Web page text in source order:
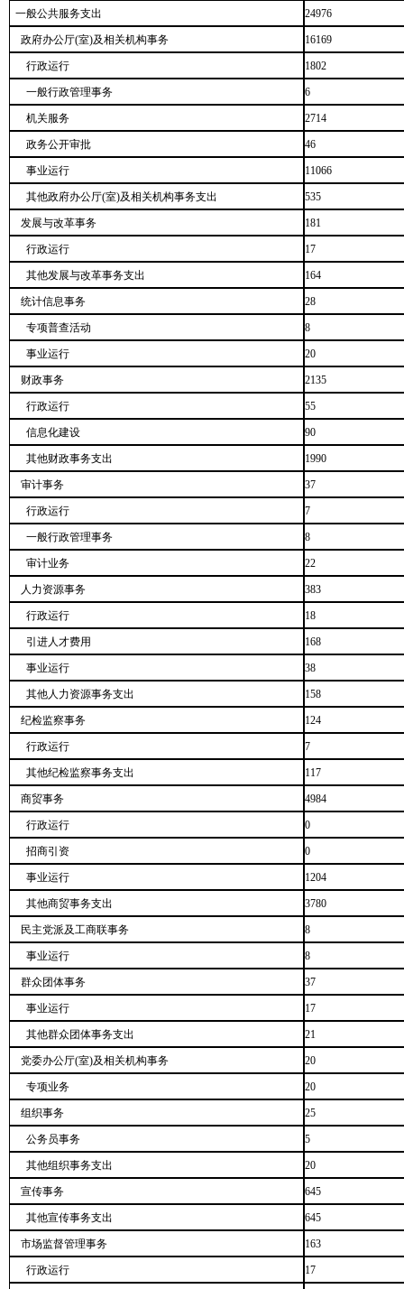
一般公共服务支出 24976
政府办公厅(室)及相关机构事务 16169
行政运行 1802
一般行政管理事务 6
机关服务 2714
政务公开审批 46
事业运行 11066
其他政府办公厅(室)及相关机构事务支出 535
发展与改革事务 181
行政运行 17
其他发展与改革事务支出 164
统计信息事务 28
专项普查活动 8
事业运行 20
财政事务 2135
行政运行 55
信息化建设 90
其他财政事务支出 1990
审计事务 37
行政运行 7
一般行政管理事务 8
审计业务 22
人力资源事务 383
行政运行 18
引进人才费用 168
事业运行 38
其他人力资源事务支出 158
纪检监察事务 124
行政运行 7
其他纪检监察事务支出 117
商贸事务 4984
行政运行 0
招商引资 0
事业运行 1204
其他商贸事务支出 3780
民主党派及工商联事务 8
事业运行 8
群众团体事务 37
事业运行 17
其他群众团体事务支出 21
党委办公厅(室)及相关机构事务 20
专项业务 20
组织事务 25
公务员事务 5
其他组织事务支出 20
宣传事务 645
其他宣传事务支出 645
市场监督管理事务 163
行政运行 17